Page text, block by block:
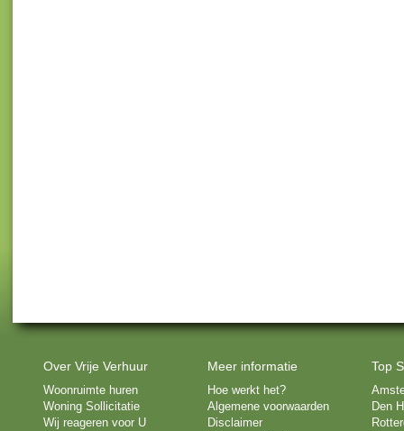
Over Vrije Verhuur
Woonruimte huren
Woning Sollicitatie
Wij reageren voor U
Meer informatie
Hoe werkt het?
Algemene voorwaarden
Disclaimer
Top
Den